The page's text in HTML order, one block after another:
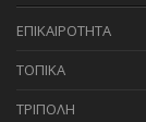
ΕΠΙΚΑΙΡΟΤΗΤΑ
ΤΟΠΙΚΑ
ΤΡΙΠΟΛΗ